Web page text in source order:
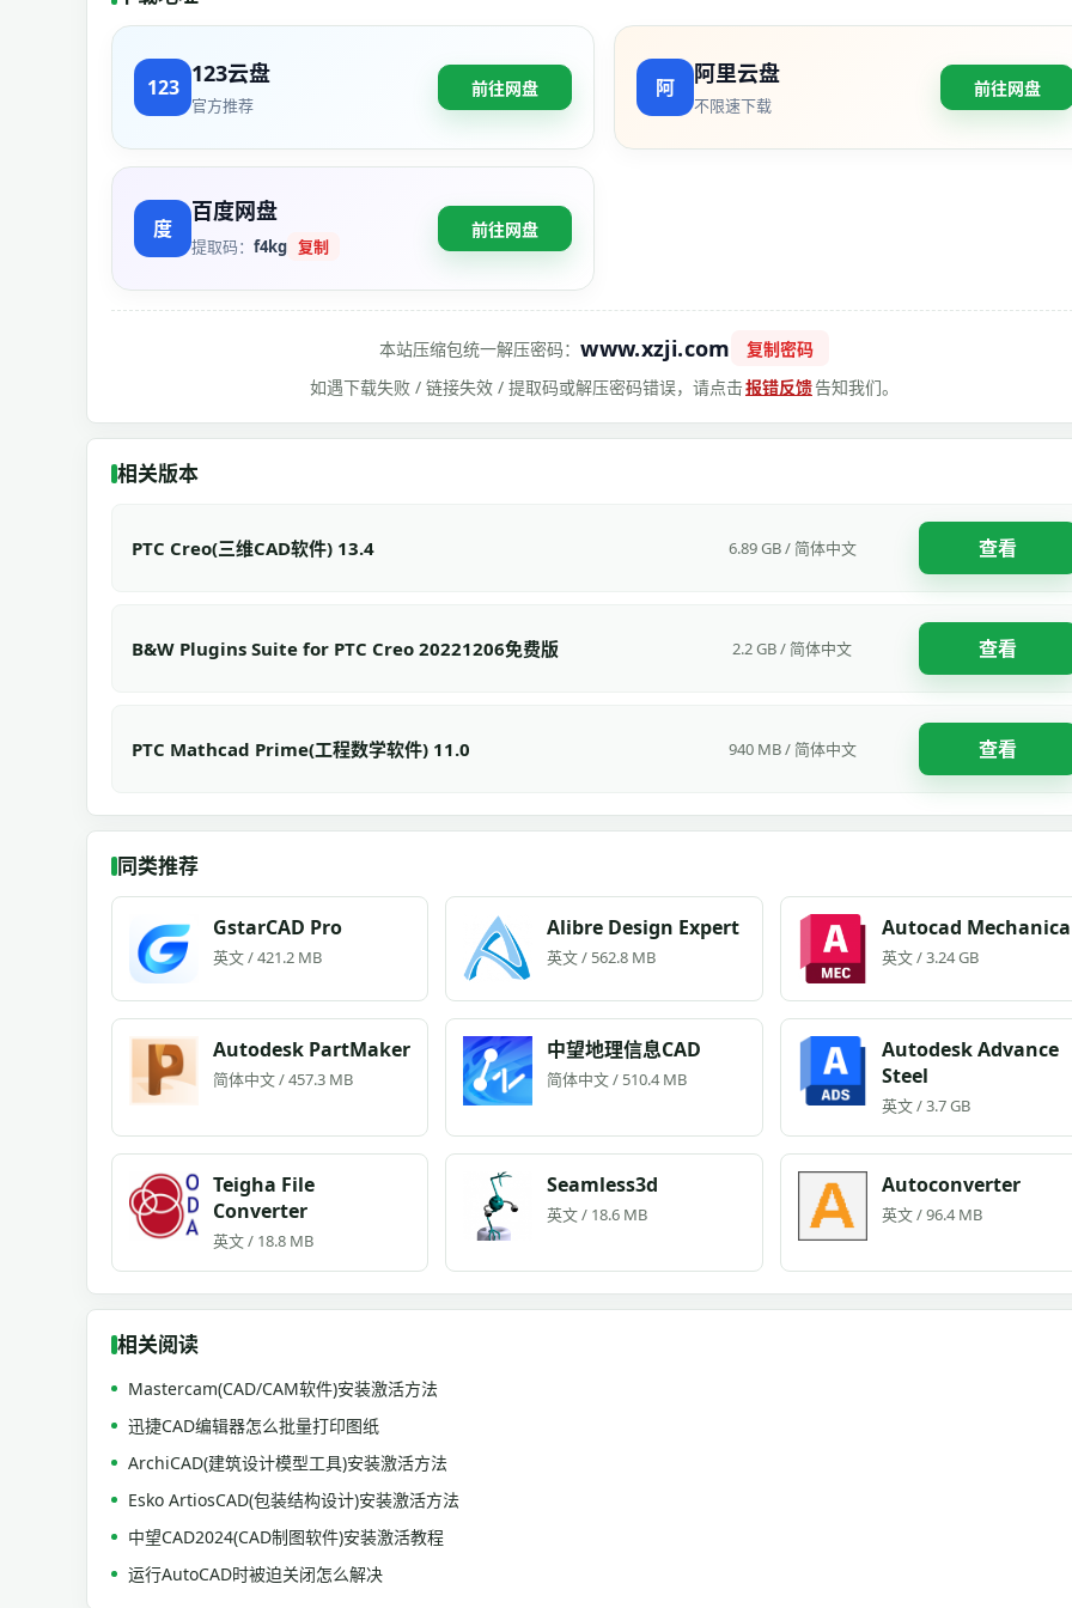
123云盘
官方推荐
前往网盘
阿里云盘
不限速下载
前往网盘
百度网盘
提取码： f4kg 复制
前往网盘
本站压缩包统一解压密码：www.xzji.com
复制密码
如遇下载失败 / 链接失效 / 提取码或解压密码错误，请点击报错反馈告知我们。
相关版本
PTC Creo(三维CAD软件) 13.4 6.89 GB / 简体中文 查看
B&W Plugins Suite for PTC Creo 20221206免费版 2.2 GB / 简体中文 查看
PTC Mathcad Prime(工程数学软件) 11.0 940 MB / 简体中文 查看
同类推荐
GstarCAD Pro
英文 / 421.2 MB
Alibre Design Expert
英文 / 562.8 MB
Autocad
英文 / 3.24 GB
Autodesk PartMaker
简体中文 / 457.3 MB
中望地理信息CAD
简体中文 / 510.4 MB
Autodesk Advance
Steel
英文 / 3.7 GB
Teigha File
Converter
英文 / 18.8 MB
Seamless3d
英文 / 18.6 MB
Autoconverter
英文 / 96.4 MB
相关阅读
Mastercam(CAD/CAM软件)安装激活方法
迅捷CAD编辑器怎么批量打印图纸
ArchiCAD(建筑设计模型工具)安装激活方法
Esko ArtiosCAD(包装结构设计)安装激活方法
中望CAD2024(CAD制图软件)安装激活教程
运行AutoCAD时被迫关闭怎么解决